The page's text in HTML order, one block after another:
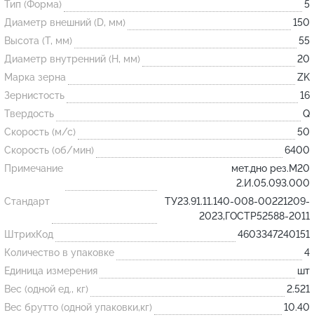
Огнеупорные
изделия
Скачать каталог
Тигель
Муфель
Черпак
Шербер
Трубка
Пробка
Подставка
Лодочка
Контакт
Тип (Форма)
5
Диаметр внешний (D, мм)
150
Высота (T, мм)
55
Диаметр внутренний (H, мм)
20
Марка зерна
ZK
Зернистость
16
Твердость
Q
Скорость (м/с)
50
Скорость (об/мин)
6400
Примечание
мет.дно рез.М20
2.И.05.093.000
Стандарт
ТУ23.91.11.140-008-00221209-
2023,ГОСТР52588-2011
ШтрихКод
4603347240151
Количество в упаковке
4
Единица измерения
шт
Вес (одной ед., кг)
2.521
Вес брутто (одной упаковки,кг)
10.40